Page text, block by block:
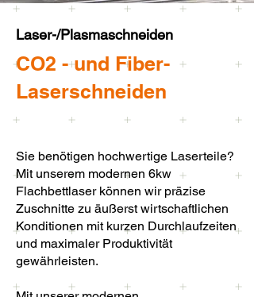
Laser-/Plasmaschneiden
CO2 - und Fiber-
Laserschneiden
Sie benötigen hochwertige Laserteile?
Mit unserem modernen 6kw
Flachbettlaser können wir präzise
Zuschnitte zu äußerst wirtschaftlichen
Konditionen mit kurzen Durchlaufzeiten
und maximaler Produktivität
gewährleisten.